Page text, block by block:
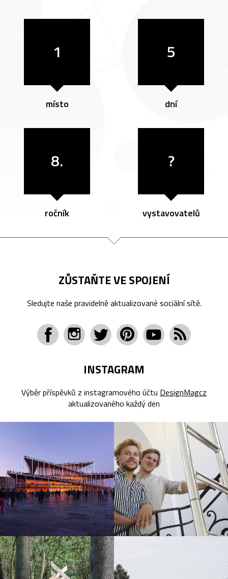
1
místo
5
dní
8.
ročník
?
vystavovatelů
ZŮSTAŇTE VE SPOJENÍ
Sledujte naše pravidelně aktualizované sociální sítě.
INSTAGRAM
Výběr příspěvků z instagramového účtu DesignMagcz
aktualizovaného každý den